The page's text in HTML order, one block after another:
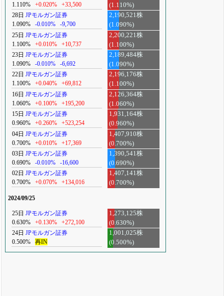
1.110%
+0.020% +33,500
(1.110%)
28日 JPモルガン証券
1.090%
-0.010% -9,700
2,190,521株
(1.090%)
25日 JPモルガン証券
1.100%
+0.010% +10,737
2,200,221株
(1.100%)
23日 JPモルガン証券
1.090%
-0.010% -6,692
2,189,484株
(1.090%)
22日 JPモルガン証券
1.100%
+0.040% +69,812
2,196,176株
(1.100%)
16日 JPモルガン証券
1.060%
+0.100% +195,200
2,126,364株
(1.060%)
15日 JPモルガン証券
0.960%
+0.260% +523,254
1,931,164株
(0.960%)
04日 JPモルガン証券
0.700%
+0.010% +17,369
1,407,910株
(0.700%)
03日 JPモルガン証券
0.690%
-0.010% -16,600
1,390,541株
(0.690%)
02日 JPモルガン証券
0.700%
+0.070% +134,016
1,407,141株
(0.700%)
2024/09/25
25日 JPモルガン証券
0.630%
+0.130% +272,100
1,273,125株
(0.630%)
24日 JPモルガン証券
0.500%
再IN
1,001,025株
(0.500%)